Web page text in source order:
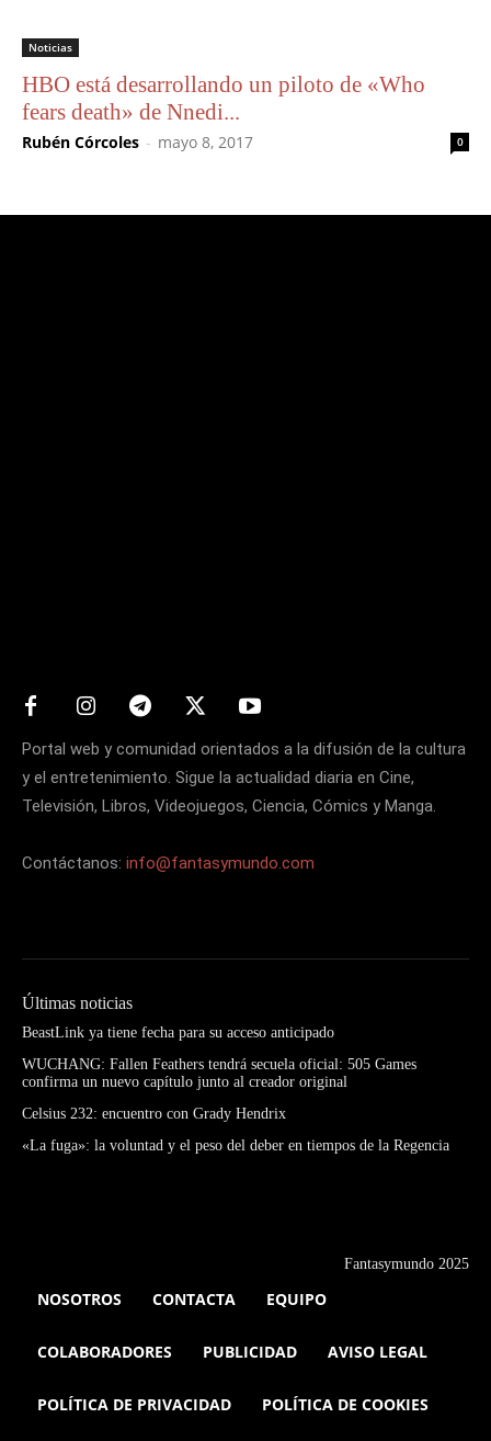
Noticias
HBO está desarrollando un piloto de «Who
fears death» de Nnedi...
Rubén Córcoles - mayo 8, 2017 0
Portal web y comunidad orientados a la difusión de la cultura
y el entretenimiento. Sigue la actualidad diaria en Cine,
Televisión, Libros, Videojuegos, Ciencia, Cómics y Manga.
Contáctanos: info@fantasymundo.com
Últimas noticias
BeastLink ya tiene fecha para su acceso anticipado
WUCHANG: Fallen Feathers tendrá secuela oficial: 505 Games
confirma un nuevo capítulo junto al creador original
Celsius 232: encuentro con Grady Hendrix
«La fuga»: la voluntad y el peso del deber en tiempos de la Regencia
Fantasymundo 2025
NOSOTROS CONTACTA EQUIPO
COLABORADORES PUBLICIDAD AVISO LEGAL
POLÍTICA DE PRIVACIDAD POLÍTICA DE COOKIES